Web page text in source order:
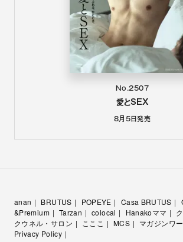
No.2507
愛とSEX
8月5日発売
anan BRUTUS POPEYE Casa BRUTUS
&Premium
Tarzan colocal Hanakoママ
クウネル・サロン
こここ MCS マガジンワ
Privacy Policy